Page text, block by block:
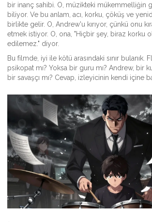
bir inanç sahibi. O, müzikteki mükemmelliğin
biliyor. Ve bu anlam, acı, korku, çöküş ve
birlikte gelir. O, Andrew'u kırıyor, çünkü onu
etmek istiyor. O, ona, "Hiçbir şey, biraz korku
edilemez." diyor.
Bu filmde, iyi ile kötü arasındaki sınır bulanık.
psikopat mı? Yoksa bir guru mı? Andrew, bir
bir savaşçı mı? Cevap, izleyicinin kendi içine